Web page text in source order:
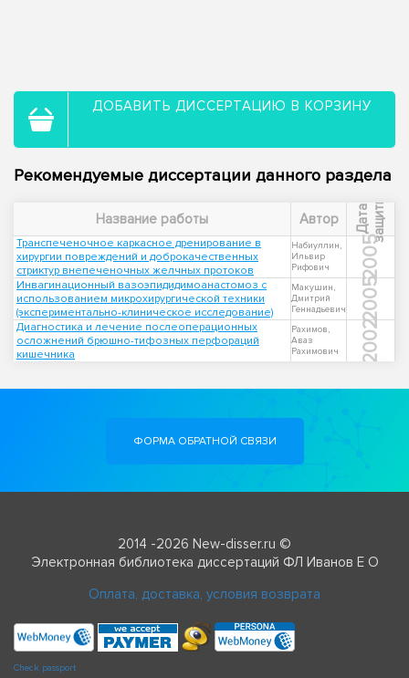
ДОБАВИТЬ ДИССЕРТАЦИЮ В КОРЗИНУ
Рекомендуемые диссертации данного раздела
Название работы Автор Д
а
т
а
з
а
щ
и
т ы
Транспеченочное каркасное дренирование в
хирургии повреждений и доброкачественных
стриктур внепеченочных желчных протоков
Набиуллин,
Ильвир
Рифович
2005
Инвагинационный вазоэпидидимоанастомоз с
использованием микрохирургической техники
(экспериментально-клиническое исследование)
Макушин,
Дмитрий
Геннадьевич
2005
Диагностика и лечение послеоперационных
осложнений брюшно-тифозных перфораций
кишечника
Рахимов,
Аваз
Рахимович
2002
ФОРМА ОБРАТНОЙ СВЯЗИ
2014 -2026 New-disser.ru ©
Электронная библиотека диссертаций ФЛ Иванов Е О
Оплата, доставка, условия возврата
Check passport